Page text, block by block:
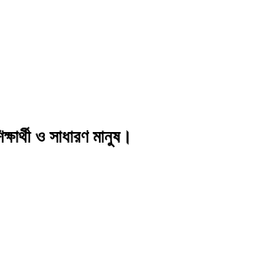
ও সাধারণ মানুষ।